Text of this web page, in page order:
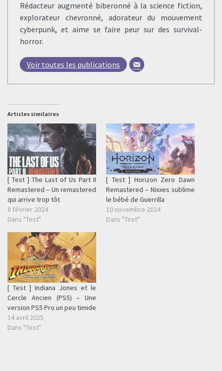
Rédacteur augmenté biberonné à la science fiction,
explorateur chevronné, adorateur du mouvement
cyberpunk, et aime se faire peur sur des survival-
horror.
Voir toutes les publications
Articles similaires
[ Test ] The Last of Us Part II
Remastered – Un remastered
qui arrive trop tôt
8 février 2024
Dans "Test"
[ Test ] Horizon Zero Dawn
Remastered – Nixxes sublime
le bébé de Guerrilla
10 novembre 2024
Dans "Test"
[ Test ] Indiana Jones et le
Cercle Ancien (PS5) – Une
version PS5 Pro un peu timide
14 avril 2025
Dans "Test"